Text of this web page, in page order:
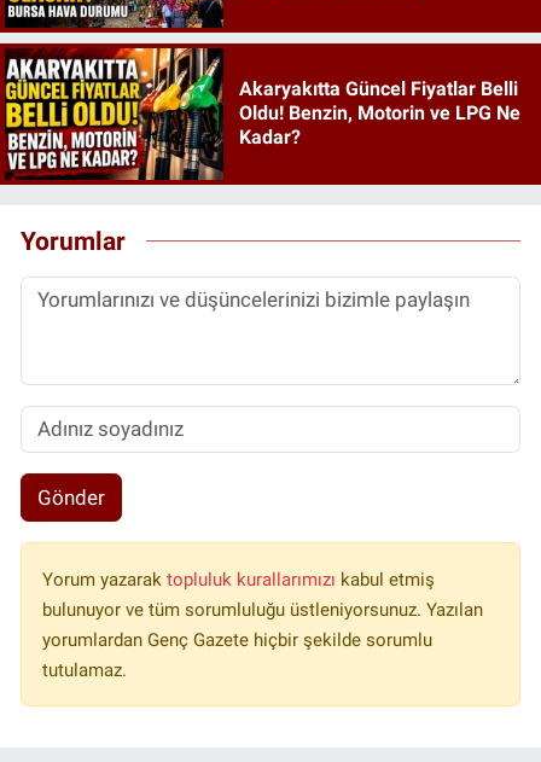
Akaryakıtta Güncel Fiyatlar Belli
Oldu! Benzin, Motorin ve LPG Ne
Kadar?
Yorumlar
Gönder
Yorum yazarak topluluk kurallarımızı kabul etmiş
bulunuyor ve tüm sorumluluğu üstleniyorsunuz. Yazılan
yorumlardan Genç Gazete hiçbir şekilde sorumlu
tutulamaz.